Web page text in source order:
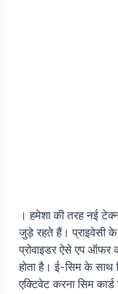
। हमेशा की तरह नई
जुड़े रहते हैं। प्राइवेसी
प्रोवाइडर ऐसे एप ऑफर
होता है। ई-सिम के साथ
एक्टिवेट करना सिम